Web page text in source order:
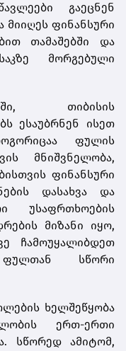
გაეცნენ
მიიღეს ფინანსური
თამაშებში
და
მორგებული
,
თიბისის
ესაუბრნენ
ისეთ
ფულის
მნიშვნელობა,
ფინანსური
დასახვა
და
უსაფრთხოების
მიზანი იყო,
ჩამოუყალიბდეთ
ფულთან
სწორი
ხელშეწყობა
ერთ-ერთი
. სწორედ ამიტომ,